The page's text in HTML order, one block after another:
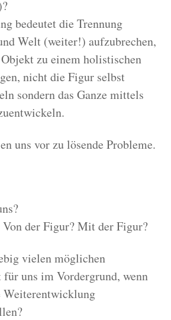
bedeutet die Trennung
Welt (weiter!) aufzubrechen,
zu einem holistischen
nicht die Figur selbst
sondern das Ganze mittels
uns vor zu lösende Probleme.
der Figur? Mit der Figur?
vielen möglichen
uns im Vordergrund, wenn
Weiterentwicklung